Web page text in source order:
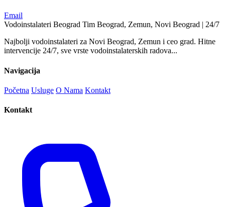
Email
Vodoinstalateri Beograd Tim Beograd, Zemun, Novi Beograd | 24/7
Najbolji vodoinstalateri za Novi Beograd, Zemun i ceo grad. Hitne
intervencije 24/7, sve vrste vodoinstalaterskih radova...
Navigacija
Početna Usluge O Nama Kontakt
Kontakt